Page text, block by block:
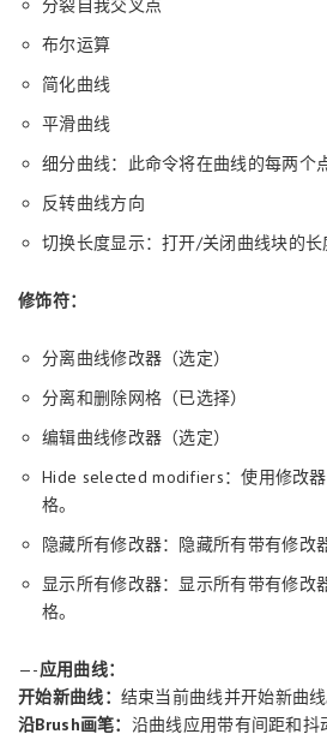
分裂自我交叉点
布尔运算
简化曲线
平滑曲线
细分曲线：此命令将在曲线的每两个
反转曲线方向
切换长度显示：打开/关闭曲线块的长
修饰符：
分离曲线修改器（选定）
分离和删除网格（已选择）
编辑曲线修改器（选定）
Hide selected modifiers：使用修改
格。
隐藏所有修改器：隐藏所有带有修改
显示所有修改器：显示所有带有修改
格。
—-应用曲线：
开始新曲线： 结束当前曲线并开始新曲线
沿Brush画笔： 沿曲线应用带有间距和抖